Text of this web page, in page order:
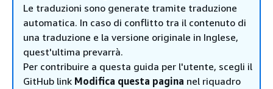
Le traduzioni sono generate tramite traduzione
automatica. In caso di conflitto tra il contenuto di
una traduzione e la versione originale in Inglese,
quest'ultima prevarrà.
Per contribuire a questa guida per l'utente, scegli il
GitHub link Modifica questa pagina nel riquadro